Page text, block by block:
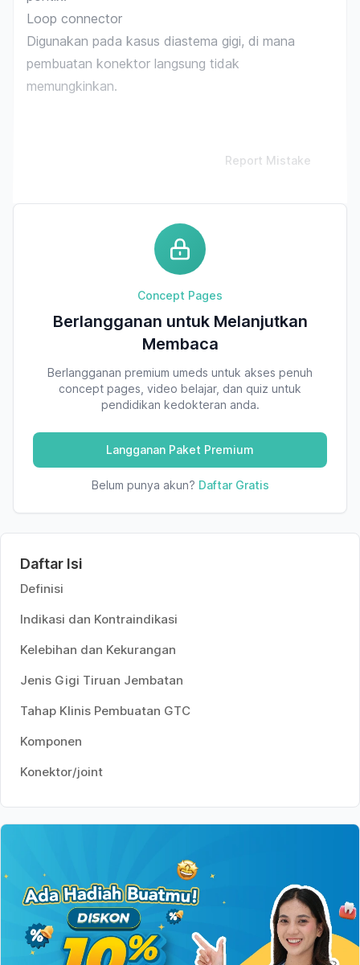
Loop connector
Digunakan pada kasus diastema gigi, di mana
pembuatan konektor langsung tidak
memungkinkan.
Report Mistake
Concept Pages
Berlangganan untuk Melanjutkan
Membaca
Berlangganan premium umeds untuk akses penuh
concept pages, video belajar, dan quiz untuk
pendidikan kedokteran anda.
Langganan Paket Premium
Belum punya akun? Daftar Gratis
Daftar Isi
Definisi
Indikasi dan Kontraindikasi
Kelebihan dan Kekurangan
Jenis Gigi Tiruan Jembatan
Tahap Klinis Pembuatan GTC
Komponen
Konektor/joint